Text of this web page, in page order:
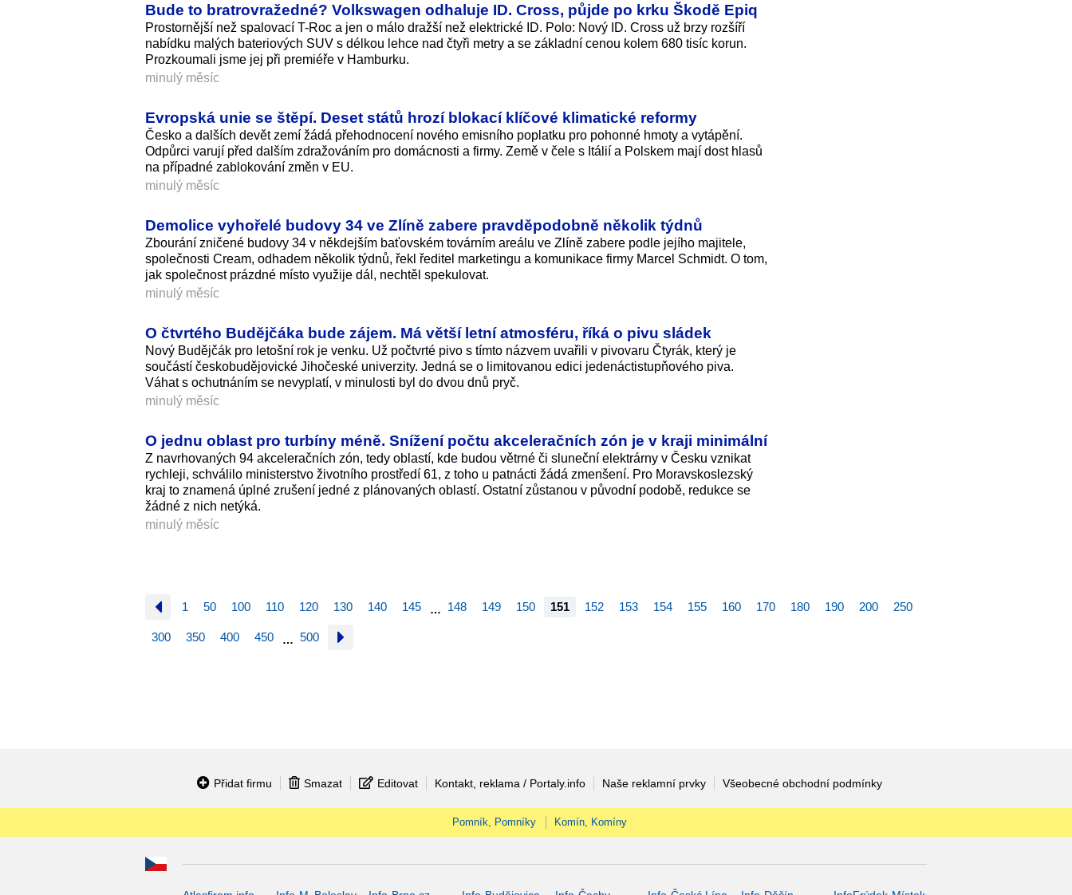
Bude to bratrovražedné? Volkswagen odhaluje ID. Cross, půjde po krku Škodě Epiq
Prostornější než spalovací T-Roc a jen o málo dražší než elektrické ID. Polo: Nový ID. Cross už brzy rozšíří
nabídku malých bateriových SUV s délkou lehce nad čtyři metry a se základní cenou kolem 680 tisíc korun.
Prozkoumali jsme jej při premiéře v Hamburku.
minulý měsíc
Evropská unie se štěpí. Deset států hrozí blokací klíčové klimatické reformy
Česko a dalších devět zemí žádá přehodnocení nového emisního poplatku pro pohonné hmoty a vytápění.
Odpůrci varují před dalším zdražováním pro domácnosti a firmy. Země v čele s Itálií a Polskem mají dost hlasů
na případné zablokování změn v EU.
minulý měsíc
Demolice vyhořelé budovy 34 ve Zlíně zabere pravděpodobně několik týdnů
Zbourání zničené budovy 34 v někdejším baťovském továrním areálu ve Zlíně zabere podle jejího majitele,
společnosti Cream, odhadem několik týdnů, řekl ředitel marketingu a komunikace firmy Marcel Schmidt. O tom,
jak společnost prázdné místo využije dál, nechtěl spekulovat.
minulý měsíc
O čtvrtého Budějčáka bude zájem. Má větší letní atmosféru, říká o pivu sládek
Nový Budějčák pro letošní rok je venku. Už počtvrté pivo s tímto názvem uvařili v pivovaru Čtyrák, který je
součástí českobudějovické Jihočeské univerzity. Jedná se o limitovanou edici jedenáctistupňového piva.
Váhat s ochutnáním se nevyplatí, v minulosti byl do dvou dnů pryč.
minulý měsíc
O jednu oblast pro turbíny méně. Snížení počtu akceleračních zón je v kraji minimální
Z navrhovaných 94 akceleračních zón, tedy oblastí, kde budou větrné či sluneční elektrárny v Česku vznikat
rychleji, schválilo ministerstvo životního prostředí 61, z toho u patnácti žádá zmenšení. Pro Moravskoslezský
kraj to znamená úplné zrušení jedné z plánovaných oblastí. Ostatní zůstanou v původní podobě, redukce se
žádné z nich netýká.
minulý měsíc
1 50 100 110 120 130 140 145 … 148 149 150 151 152 153 154 155 160 170 180 190 200 250
300 350 400 450 … 500
Přidat firmu Smazat Editovat Kontakt, reklama / Portaly.info Naše reklamní prvky Všeobecné obchodní podmínky
Pomník, Pomníky Komín, Komíny